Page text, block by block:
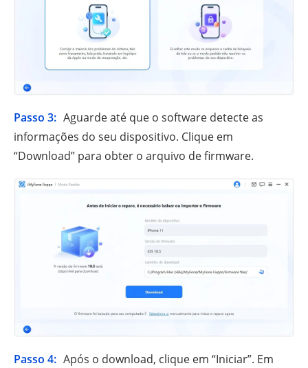
Passo 3: Aguarde até que o software detecte as
informações do seu dispositivo. Clique em
“Download” para obter o arquivo de firmware.
Passo 4: Após o download, clique em “Iniciar”. Em